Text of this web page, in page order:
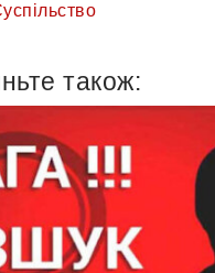
також: